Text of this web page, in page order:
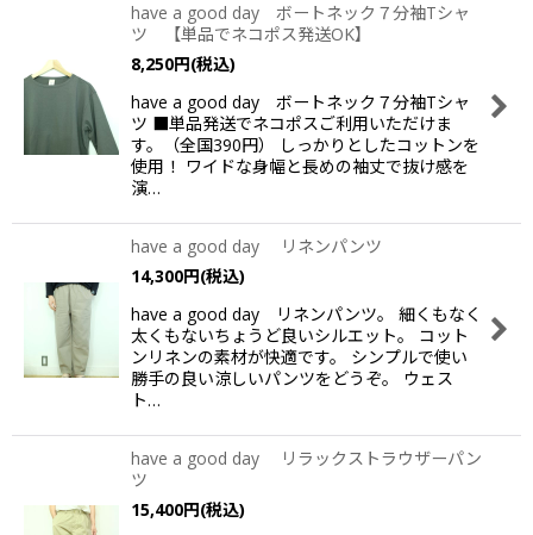
have a good day ボートネック７分袖Tシャ
ツ 【単品でネコポス発送OK】
8,250円(税込)
have a good day ボートネック７分袖Tシャ
ツ ■単品発送でネコポスご利用いただけま
す。（全国390円） しっかりとしたコットンを
使用！ ワイドな身幅と長めの袖丈で抜け感を
演…
have a good day リネンパンツ
14,300円(税込)
have a good day リネンパンツ。 細くもなく
太くもないちょうど良いシルエット。 コット
ンリネンの素材が快適です。 シンプルで使い
勝手の良い涼しいパンツをどうぞ。 ウェス
ト…
have a good day リラックストラウザーパン
ツ
15,400円(税込)